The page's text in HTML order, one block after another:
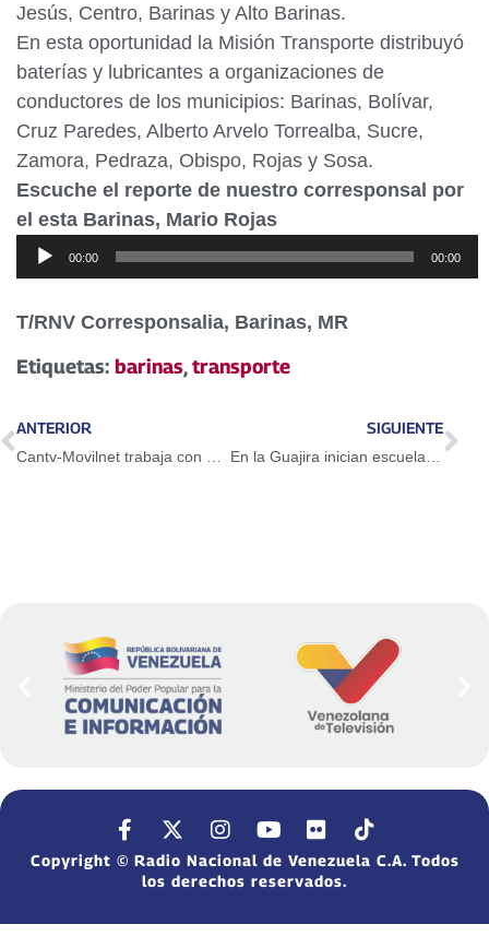
Jesús, Centro, Barinas y Alto Barinas.
En esta oportunidad la Misión Transporte distribuyó
baterías y lubricantes a organizaciones de
conductores de los municipios: Barinas, Bolívar,
Cruz Paredes, Alberto Arvelo Torrealba, Sucre,
Zamora, Pedraza, Obispo, Rojas y Sosa.
Escuche el reporte de nuestro corresponsal por
el esta Barinas, Mario Rojas
Reproductor
de
00:00 00:00
T/RNV Corresponsalia, Barinas, MR
Etiquetas: barinas,transporte
ANTERIOR
Cantv-Movilnet trabaja con MTT para reducir daño a las redes
SIGUIENTE
En la Guajira inician escuela de Formación Política del Psuv
Copyright © Radio Nacional de Venezuela C.A. Todos
los derechos reservados.